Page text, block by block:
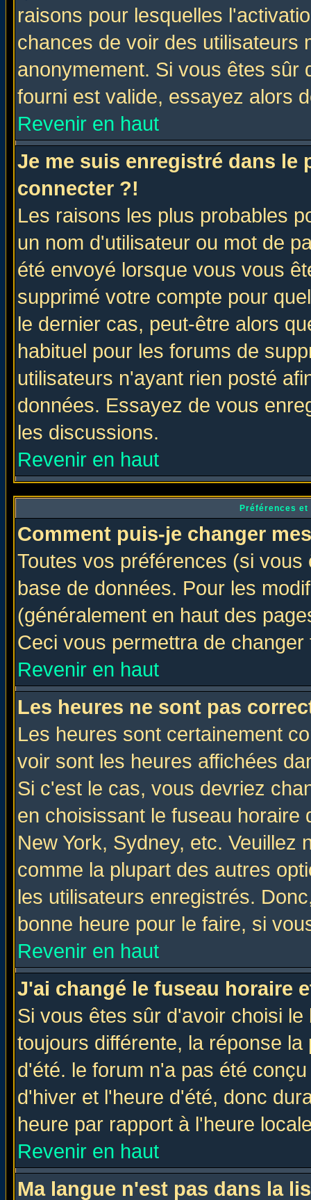
raisons pour lesquelles
chances de voir des utilisateurs
anonymement. Si vous êtes sûr
fourni est valide, essayez alors
Revenir en haut
Je me suis enregistré dans le
connecter ?!
Les raisons les plus probables
un nom d'utilisateur ou mot de
été envoyé lorsque vous vous
supprimé votre compte pour
le dernier cas, peut-être alors
habituel pour les forums de
utilisateurs n'ayant rien posté
données. Essayez de vous
les discussions.
Revenir en haut
Préférences
Comment puis-je changer
Toutes vos préférences (si
base de données. Pour les
(généralement en haut des
Ceci vous permettra de
Revenir en haut
Les heures ne sont pas
Les heures sont certainement
voir sont les heures affichées
Si c'est le cas, vous devriez
en choisissant le fuseau
New York, Sydney, etc. Veuillez
comme la plupart des autres
les utilisateurs enregistrés.
bonne heure pour le faire, si
Revenir en haut
J'ai changé le fuseau horaire
Si vous êtes sûr d'avoir choisi
toujours différente, la réponse
d'été. le forum n'a pas été
d'hiver et l'heure d'été, donc
heure par rapport à l'heure
Revenir en haut
Ma langue n'est pas dans la